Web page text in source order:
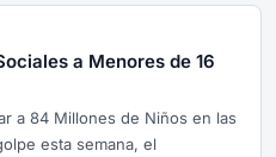
a Menores de 16
a 84 Millones de Niños en las
esta semana, el